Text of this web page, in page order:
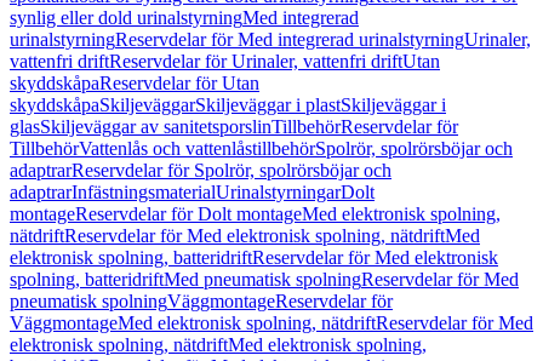
synlig eller dold urinalstyrningMed integrerad
urinalstyrningReservdelar för Med integrerad urinalstyrningUrinaler,
vattenfri driftReservdelar för Urinaler, vattenfri driftUtan
skyddskåpaReservdelar för Utan
skyddskåpaSkiljeväggarSkiljeväggar i plastSkiljeväggar i
glasSkiljeväggar av sanitetsporslinTillbehörReservdelar för
TillbehörVattenlås och vattenlåstillbehörSpolrör, spolrörsböjar och
adaptrarReservdelar för Spolrör, spolrörsböjar och
adaptrarInfästningsmaterialUrinalstyrningarDolt
montageReservdelar för Dolt montageMed elektronisk spolning,
nätdriftReservdelar för Med elektronisk spolning, nätdriftMed
elektronisk spolning, batteridriftReservdelar för Med elektronisk
spolning, batteridriftMed pneumatisk spolningReservdelar för Med
pneumatisk spolningVäggmontageReservdelar för
VäggmontageMed elektronisk spolning, nätdriftReservdelar för Med
elektronisk spolning, nätdriftMed elektronisk spolning,